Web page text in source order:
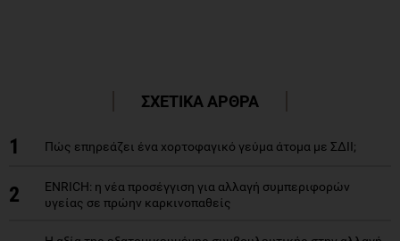
ΣΧΕΤΙΚΑ ΑΡΘΡΑ
1 Πώς επηρεάζει ένα χορτοφαγικό γεύμα άτομα με ΣΔΙΙ;
2
ENRICH: η νέα προσέγγιση για αλλαγή συμπεριφορών
υγείας σε πρώην καρκινοπαθείς